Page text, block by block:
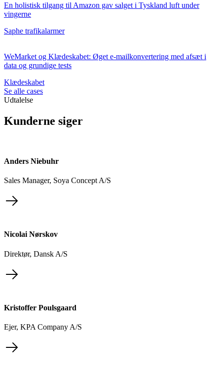
En holistisk tilgang til Amazon gav salget i Tyskland luft under
vingerne
Saphe trafikalarmer
WeMarket og Klædeskabet: Øget e-mailkonvertering med afsæt i
data og grundige tests
Klædeskabet
Se alle cases
Udtalelse
Kunderne siger
Anders Niebuhr
Sales Manager, Soya Concept A/S
Nicolai Nørskov
Direktør, Dansk A/S
Kristoffer Poulsgaard
Ejer, KPA Company A/S